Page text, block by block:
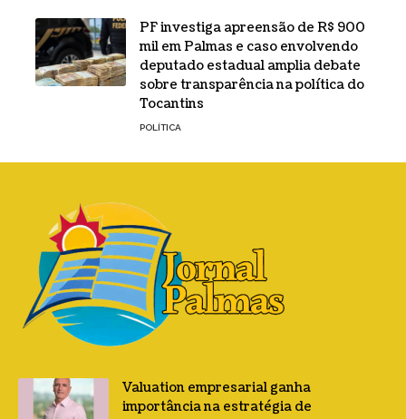
PF investiga apreensão de R$ 900
mil em Palmas e caso envolvendo
deputado estadual amplia debate
sobre transparência na política do
Tocantins
POLÍTICA
Valuation empresarial ganha
importância na estratégia de